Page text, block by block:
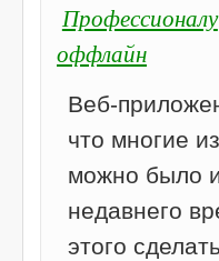
Профессионалу
оффлайн
Веб-
что многие
можно было
недавнего
этого